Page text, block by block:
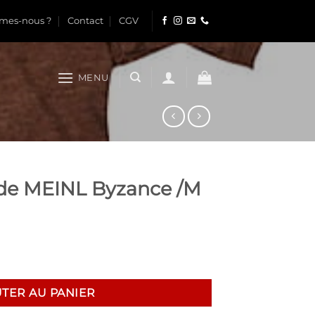
nous ? Contact CGV
MENU
MEINL Byzance /M
AU PANIER